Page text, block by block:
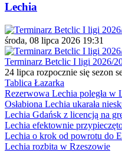
Lechia
środa, 08 lipca 2026 19:31
Terminarz Betclic I ligi 2026/
24 lipca rozpocznie się sezon
Tablica Łazarka
Rezerwowa Lechia poległa w
Osłabiona Lechia ukarała
Lechia Gdańsk z licencją na
Lechia efektownie
Lechia o krok od powrotu do
Lechia rozbita w Rzeszowie